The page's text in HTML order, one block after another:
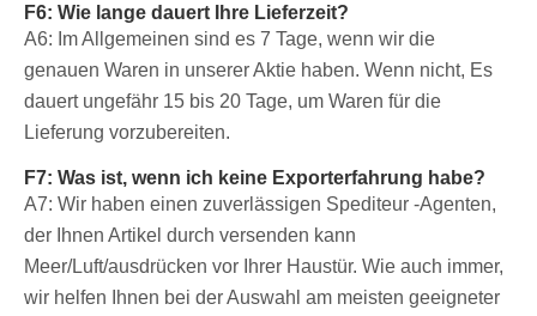
F6: Wie lange dauert Ihre Lieferzeit?
A6: Im Allgemeinen sind es 7 Tage, wenn wir die
genauen Waren in unserer Aktie haben. Wenn nicht, Es
dauert ungefähr 15 bis 20 Tage, um Waren für die
Lieferung vorzubereiten.
F7: Was ist, wenn ich keine Exporterfahrung habe?
A7: Wir haben einen zuverlässigen Spediteur -Agenten,
der Ihnen Artikel durch versenden kann
Meer/Luft/ausdrücken vor Ihrer Haustür. Wie auch immer,
wir helfen Ihnen bei der Auswahl am meisten geeigneter